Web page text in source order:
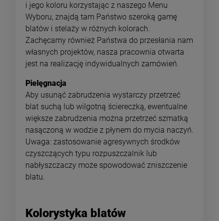
i jego koloru korzystając z naszego Menu
Wyboru, znajdą tam Państwo szeroką gamę
blatów i stelaży w różnych kolorach.
Zachęcamy również Państwa do przesłania nam
własnych projektów, nasza pracownia otwarta
jest na realizację indywidualnych zamówień.
Pielęgnacja
Aby usunąć zabrudzenia wystarczy przetrzeć
blat suchą lub wilgotną ściereczką, ewentualne
większe zabrudzenia można przetrzeć szmatką
nasączoną w wodzie z płynem do mycia naczyń.
Uwaga: zastosowanie agresywnych środków
czyszczących typu rozpuszczalnik lub
nabłyszczaczy może spowodować zniszczenie
blatu.
Kolorystyka blatów